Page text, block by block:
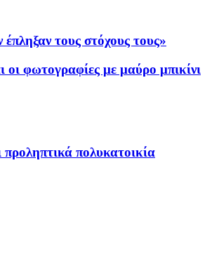
τους στόχους τους»
φωτογραφίες με μαύρο μπικίνι
πολυκατοικία